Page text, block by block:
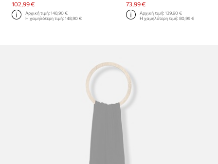
102,99 €
Αρχική τιμή:148,90 €
Η χαμηλότερη τιμή:148,90 €
73,99 €
Αρχική τιμή: 139,90 €
Η χαμηλότερη τιμή: 80,99 €